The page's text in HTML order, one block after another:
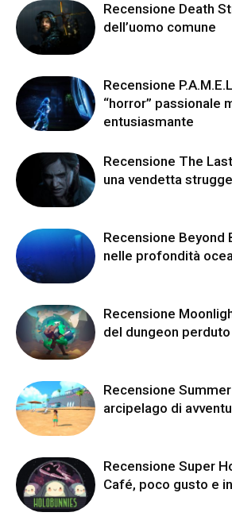
Recensione Death
dell’uomo comune
Recensione
“horror” passionale
entusiasmante
Recensione The
una vendetta
Recensione Beyond
nelle profondità
Recensione
del dungeon perduto
Recensione
arcipelago di
Recensione Super
Café, poco gusto e